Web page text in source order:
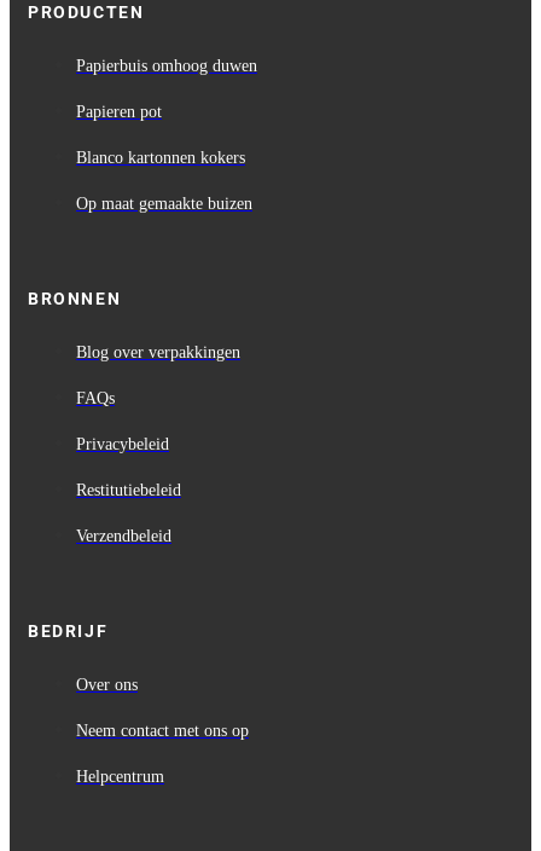
PRODUCTEN
Papierbuis omhoog duwen
Papieren pot
Blanco kartonnen kokers
Op maat gemaakte buizen
BRONNEN
Blog over verpakkingen
FAQs
Privacybeleid
Restitutiebeleid
Verzendbeleid
BEDRIJF
Over ons
Neem contact met ons op
Helpcentrum